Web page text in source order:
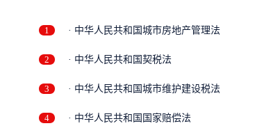
1 · 中华人民共和国城市房地产管理法
2 · 中华人民共和国契税法
3 · 中华人民共和国城市维护建设税法
4 · 中华人民共和国国家赔偿法